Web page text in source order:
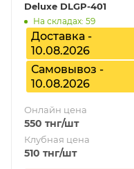
Deluxe DLGP-401
На складах: 59
Доставка -
10.08.2026
Самовывоз -
10.08.2026
Онлайн цена
550 тнг/шт
Клубная цена
510 тнг/шт